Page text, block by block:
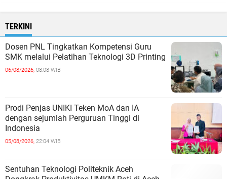
TERKINI
Dosen PNL Tingkatkan Kompetensi Guru
SMK melalui Pelatihan Teknologi 3D Printing
06/08/2026, 08:08 WIB
Prodi Penjas UNIKI Teken MoA dan IA
dengan sejumlah Perguruan Tinggi di
Indonesia
05/08/2026, 22:04 WIB
Sentuhan Teknologi Politeknik Aceh